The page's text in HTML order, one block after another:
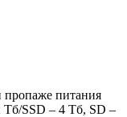
пропаже питания
SSD – 4 Тб, SD –